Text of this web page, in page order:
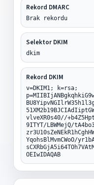
Rekord DMARC
Brak rekordu
Selektor DKIM
dkim
Rekord DKIM
v=DKIM1; k=rsa;
vlveXR0s40//
9ITYT/LBWMejQ/
YqohsBlMvmCWoO/
OEIwIDAQAB